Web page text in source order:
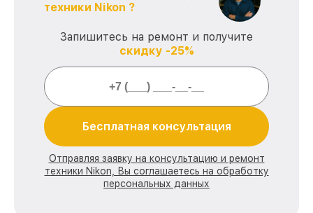
техники Nikon ?
Запишитесь на ремонт и получите
скидку -25%
Бесплатная консультация
Отправляя заявку на консультацию и ремонт
техники Nikon, Вы соглашаетесь на обработку
персональных данных